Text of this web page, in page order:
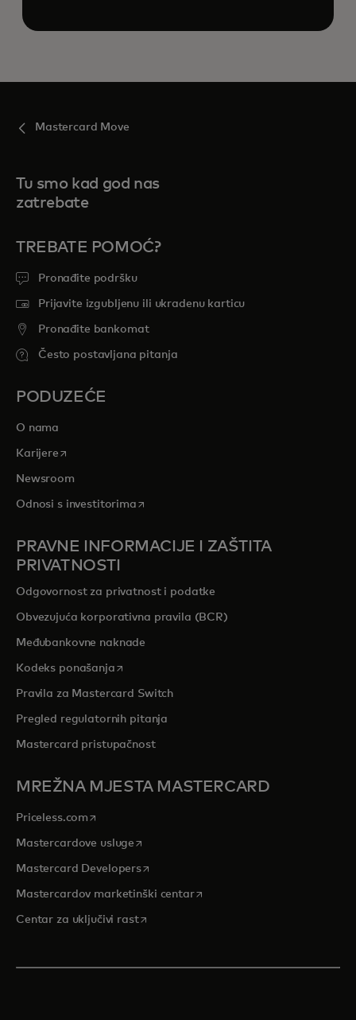
Mastercard Move
Tu smo kad god nas
zatrebate
TREBATE POMOĆ?
Pronađite podršku
Prijavite izgubljenu ili ukradenu karticu
Pronađite bankomat
Često postavljana pitanja
PODUZEĆE
O nama
Karijereopens in a new tab
Newsroom
Odnosi s investitorimaopens in a new tab
PRAVNE INFORMACIJE I ZAŠTITA
PRIVATNOSTI
Odgovornost za privatnost i podatke
Obvezujuća korporativna pravila (BCR)
Međubankovne naknade
Kodeks ponašanjaopens in a new tab
Pravila za Mastercard Switch
Pregled regulatornih pitanja
Mastercard pristupačnost
MREŽNA MJESTA MASTERCARD
Priceless.com opens in a new tab
Mastercardove usluge opens in a new tab
Mastercard Developersopens in a new tab
Mastercardov marketinški centaropens in a new tab
Centar za uključivi rastopens in a new tab